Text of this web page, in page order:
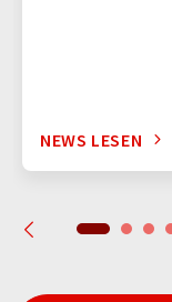
NEWS LESEN